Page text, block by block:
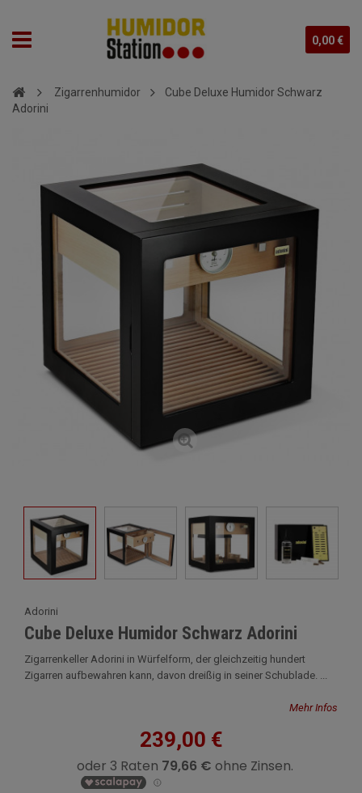
0,00 €
Zigarrenhumidor
Cube Deluxe Humidor Schwarz
Adorini
Adorini
Cube Deluxe Humidor Schwarz Adorini
Zigarrenkeller Adorini in Würfelform, der gleichzeitig hundert
Zigarren aufbewahren kann, davon dreißig in seiner Schublade. ...
Mehr Infos
239,00 €